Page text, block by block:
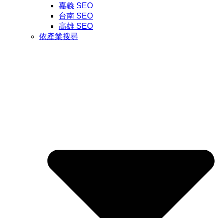
嘉義 SEO
台南 SEO
高雄 SEO
依產業搜尋